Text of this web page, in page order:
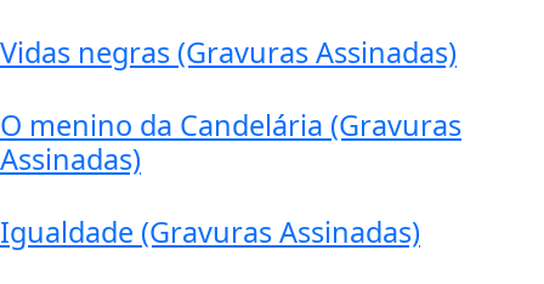
Vidas negras (Gravuras Assinadas)
O menino da Candelária (Gravuras
Assinadas)
Igualdade (Gravuras Assinadas)